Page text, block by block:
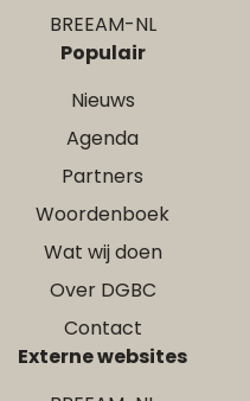
BREEAM-NL
Populair
Nieuws
Agenda
Partners
Woordenboek
Wat wij doen
Over DGBC
Contact
Externe websites